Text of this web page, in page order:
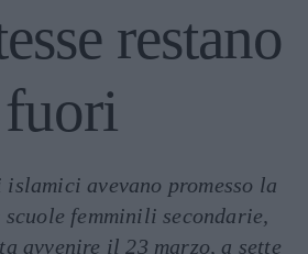
restano
fuori
avevano promesso la
femminili secondarie,
avvenire il 23 marzo, a sette